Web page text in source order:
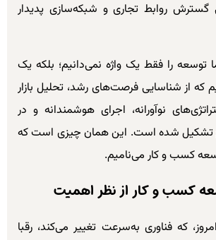
روابط تجاری و شبکه‌سازی پدیدار
توسعه را فقط یک واژه نمی‌دانیم؛ بلکه یک
که از شناسایی فرصت‌های رشد، تحلیل بازار
نوآورانه، اجرای هوشمندانه و در
تشکیل شده است. این همان چیزی است که
کسب و کار می‌نامیم.
کسب و کار از نظر اهمیت
که فناوری به‌سرعت تغییر می‌کند، رقبا